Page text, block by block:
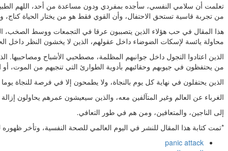
تعلمت أن سلامي النفسي، سأجده بمفردي ودون مساعدة من أحد، اللهم
من تجربة قاسية تستحق الاحتفال، وأن القوي فقط هو من يختار الحياة
هذا المقال في حب هؤلاء الذين يتصببون عرقا في التجمعات ووسط
محاولة يائسة لإسكات الضوضاء داخل عقولهم، الذين لا يخشون النظر داخل
الذين اعتادوا التجول داخل جوانبهم المظلمة، مصطحبي الأشباح
من يحتفظون في جيوبهم وحقائبهم بأدوية الطوارئ التي تنجيهم من الموت، أو
الذين يحتفلون في نهاية كل يوم بالنجاة، ولا يطمحون إلا في فرصة للنجاة
الغرباء عن العالم وغير المتآلفين معه، والذين سيعيشون عمرهم يحاولون
إلى الناجين، والمتعافين، ومن هم في طور التعافي.
*تمت كتابة هذا المقال للنشر في اليوم العالمي للصحة النفسية، وتأخر
panic attack